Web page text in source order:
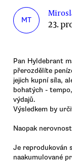
MT 23.
Pan Hyldebrant
přerozdělíte
jejich kupní síla,
bohatých -
výdajů.
Výsledkem by
Naopak
Je reprodukován
naakumulované